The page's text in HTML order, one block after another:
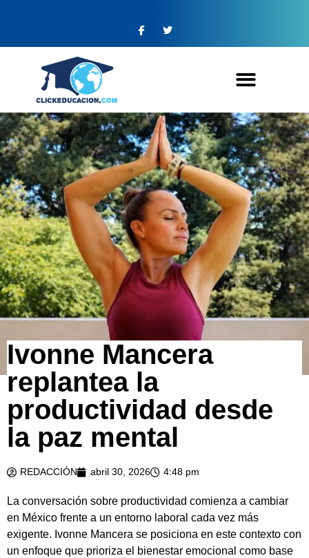
Ivonne Mancera
replantea la
productividad desde
la paz mental
REDACCIÓN abril 30, 2026 4:48 pm
La conversación sobre productividad comienza a cambiar
en México frente a un entorno laboral cada vez más
exigente. Ivonne Mancera se posiciona en este contexto con
un enfoque que prioriza el bienestar emocional como base